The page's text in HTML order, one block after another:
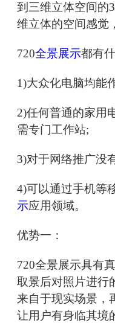
到三维立体空间的
维立体的空间感觉
720全景展示都有
1)大众化电脑均能
2)任何普通的家用
需专门工作站;
3)对于网络推广没
4)可以通过手机等
示应用领域。
优势一：
720全景展示具有
取景后对照片进行
来自于现实场景，
让用户有身临其境